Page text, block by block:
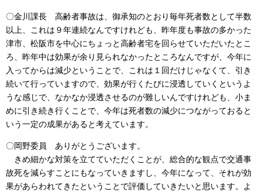
〇金川課長 高齢者事故は、御承知のとおり毎年死者数として半数
以上、これは９年連続なんですけれども、昨年度も事故の多かった
津市、松阪市を中心にちょっと高齢者宅を回らせていただいたとこ
ろ、昨年中は効果が余り見られなかったところなんですが、今年に
入ってからは減少ということで、これは１回だけじゃなくて、引き
続いて行っていますので、効果が行くたびに浸透していくというよ
うな感じで、なかなか浸透させるのが難しいんですけれども、小ま
めに引き続き行くことで、今年は死者数の減少につながっておると
いう一定の成果があると考えています。
〇岡野委員 ありがとうございます。
きめ細かな対策を立てていただくことが、総合的な観点で交通事
故死を減らすことにもなっていきますし、今年になって、それが効
果があらわれてきたということで評価していきたいと思います。よ